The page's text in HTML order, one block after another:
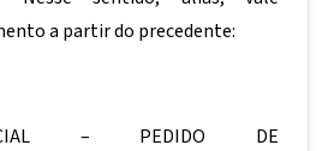
a partir do precedente:
– PEDIDO DE